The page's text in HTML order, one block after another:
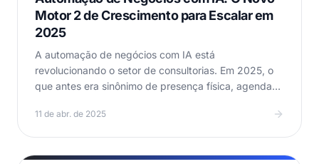
Motor 2 de Crescimento para Escalar em
2025
A automação de negócios com IA está
revolucionando o setor de consultorias. Em 2025, o
que antes era sinônimo de presença física, agendas
11 de abr. de 2025